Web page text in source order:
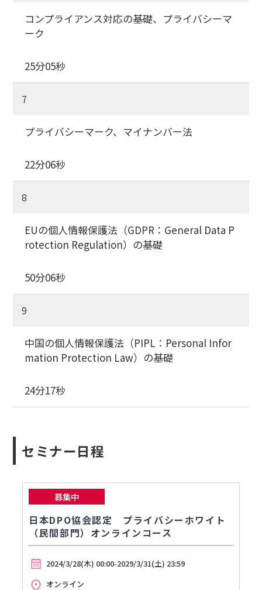
コンプライアンス対応の基礎、プライバシーマ
ーク
25分05秒
7
プライバシーマーク、マイナンバー法
22分06秒
8
EUの個人情報保護法（GDPR：General Data P
rotection Regulation）の基礎
50分06秒
9
中国の個人情報保護法（PIPL：Personal Infor
mation Protection Law）の基礎
24分17秒
セミナー日程
募集中
日本DPO協会認定 プライバシーホワイト
（民間部門）オンラインコース
2024/3/28(木) 00:00-2029/3/31(土) 23:59
オンライン